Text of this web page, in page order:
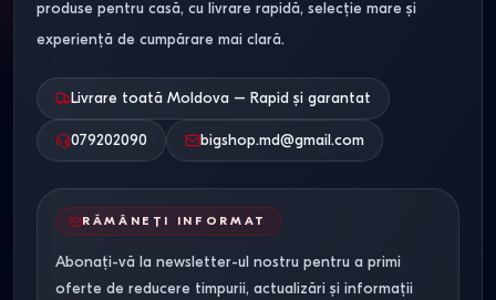
locuinței
recomandat
(LxAxÎ)
Seria 143 / MS (Hol) Dulap-cupe
îngust
120х45х240
cm
Hrușciovka
Dulap-cupe cu
Bloc Nou
Sistem
Individual
produse pentru casă, cu livrare rapidă, selecție mare și
experiență de cumpărare mai clară.
Livrare toată Moldova – Rapid și garantat
079202090 bigshop.md@gmail.com
RĂMÂNEȚI INFORMAT
Abonați-vă la newsletter-ul nostru pentru a primi
oferte de reducere timpurii, actualizări și informații